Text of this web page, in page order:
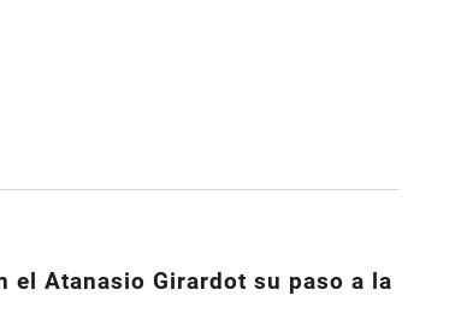
el Atanasio Girardot su paso a la